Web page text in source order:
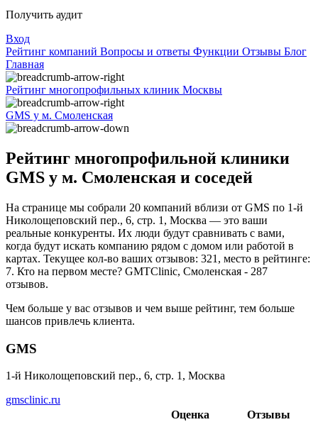
Получить аудит
Вход
Рейтинг компаний Вопросы и ответы Функции Отзывы Блог
Главная
Рейтинг многопрофильных клиник Москвы
GMS у м. Смоленская
Рейтинг многопрофильной клиники
GMS у м. Смоленская и соседей
На странице мы собрали 20 компаний вблизи от GMS по 1-й
Николощеповский пер., 6, стр. 1, Москва — это ваши
реальные конкуренты. Их люди будут сравнивать с вами,
когда будут искать компанию рядом с домом или работой в
картах. Текущее кол-во ваших отзывов: 321, место в рейтинге:
7. Кто на первом месте? GMTClinic, Смоленская - 287
отзывов.
Чем больше у вас отзывов и чем выше рейтинг, тем больше
шансов привлечь клиента.
GMS
1-й Николощеповский пер., 6, стр. 1, Москва
gmsclinic.ru
Оценка
Отзывы